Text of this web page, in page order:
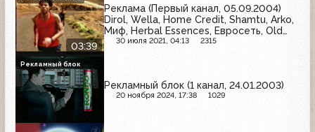
03:39
Реклама (Первый канал, 05.09.2004)
Dirol, Wella, Home Credit, Shamtu, Arko,
Миф, Herbal Essences, Евросеть, Old
Spice
30 июля 2021, 04:13 2315
Рекламный блок (1 канал, 24.01.2003)
20 ноября 2024, 17:38 1029
Рекламный блок